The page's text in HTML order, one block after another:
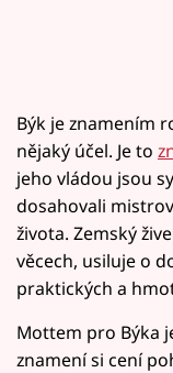
Býk je znamením
nějaký účel. Je to
jeho vládou jsou
dosahovali
života. Zemský
věcech, usiluje o
praktických a
Mottem pro Býka
znamení si cení